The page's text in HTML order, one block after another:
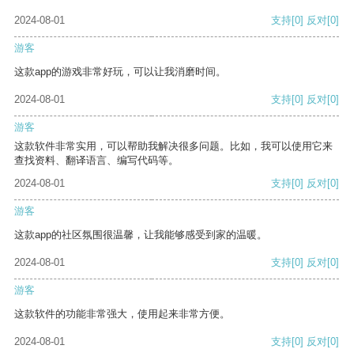
2024-08-01 支持[0] 反对[0]
游客
这款app的游戏非常好玩，可以让我消磨时间。
2024-08-01 支持[0] 反对[0]
游客
这款软件非常实用，可以帮助我解决很多问题。比如，我可以使用它来
查找资料、翻译语言、编写代码等。
2024-08-01
支持[0] 反对[0]
游客
这款app的社区氛围很温馨，让我能够感受到家的温暖。
2024-08-01 支持[0] 反对[0]
游客
这款软件的功能非常强大，使用起来非常方便。
2024-08-01 支持[0] 反对[0]